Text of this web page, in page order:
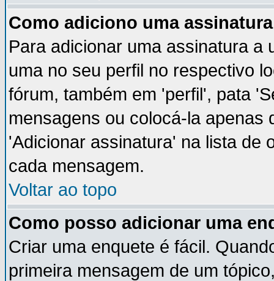
Como adiciono uma
Para adicionar uma assinatura a
uma no seu perfil no respectivo
fórum, também em 'perfil', pata
mensagens ou colocá-la apenas
'Adicionar assinatura' na lista de
cada mensagem.
Voltar ao topo
Como posso adicionar uma
Criar uma enquete é fácil.
primeira mensagem de um